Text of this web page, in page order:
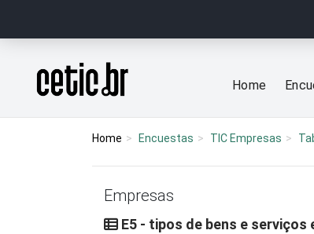
Página inicial
Home
Home Encuestas TIC Empresas
Empresas
E5 - tipos de bens e